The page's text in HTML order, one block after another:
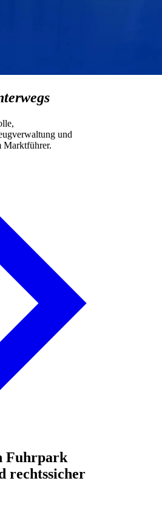
und
Marktführer.
Fuhrpark
rechtssicher